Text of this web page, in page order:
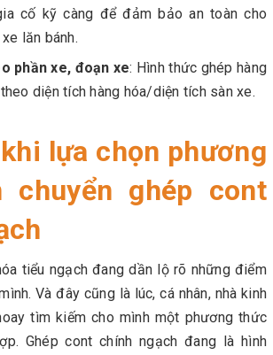
cố kỹ càng để đảm bảo an toàn cho
lăn bánh.
phần xe, đoạn xe: Hình thức ghép hàng
diện tích hàng hóa/diện tích sàn xe.
lựa chọn phương
chuyển ghép cont
tiểu ngạch đang dần lộ rõ những điểm
Và đây cũng là lúc, cá nhân, nhà kinh
tìm kiếm cho mình một phương thức
Ghép cont chính ngạch đang là hình